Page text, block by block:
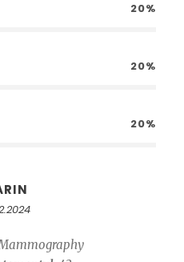
20%
20%
20%